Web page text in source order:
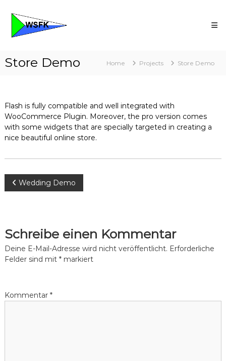
content
Wassersportfreunde
Kassel
Die
Community
Store Demo Home Projects Store Demo
Flash is fully compatible and well integrated with
WooCommerce Plugin. Moreover, the pro version comes
with some widgets that are specially targeted in creating a
nice beautiful online store.
Beitragsnavigation
Wedding Demo
Schreibe einen Kommentar
Deine E-Mail-Adresse wird nicht veröffentlicht. Erforderliche
Felder sind mit *markiert
Kommentar *